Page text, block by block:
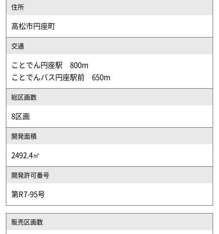
住所
高松市円座町
交通
ことでん円座駅 800m
ことでんバス円座駅前 650m
総区画数
8区画
開発面積
2492.4㎡
開発許可番号
第R7-95号
販売区画数